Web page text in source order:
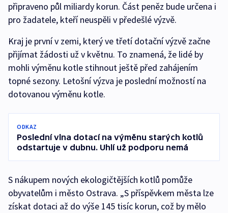
připraveno půl miliardy korun. Část peněz bude určena i
pro žadatele, kteří neuspěli v předešlé výzvě.
Kraj je první v zemi, který ve třetí dotační výzvě začne
přijímat žádosti už v květnu. To znamená, že lidé by
mohli výměnu kotle stihnout ještě před zahájením
topné sezony. Letošní výzva je poslední možností na
dotovanou výměnu kotle.
ODKAZ
Poslední vlna dotací na výměnu starých kotlů
odstartuje v dubnu. Uhlí už podporu nemá
S nákupem nových ekologičtějších kotlů pomůže
obyvatelům i město Ostrava. „S příspěvkem města lze
získat dotaci až do výše 145 tisíc korun, což by mělo